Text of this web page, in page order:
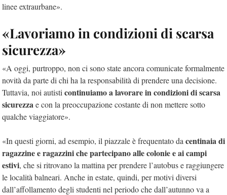
linee extraurbane».
«Lavoriamo in condizioni di scarsa
sicurezza»
«A oggi, purtroppo, non ci sono state ancora comunicate formalmente
novità da parte di chi ha la responsabilità di prendere una decisione.
Tuttavia, noi autisti continuiamo a lavorare in condizioni di scarsa
sicurezzae con la preoccupazione costante di non mettere sotto
qualche viaggiatore».
«In questi giorni, ad esempio, il piazzale è frequentato da centinaia di
ragazzine e ragazzini che partecipano alle colonie e ai campi
estivi, che si ritrovano la mattina per prendere l’autobus e raggiungere
le località balneari. Anche in estate, quindi, per motivi diversi
dall’affollamento degli studenti nel periodo che dall’autunno va a